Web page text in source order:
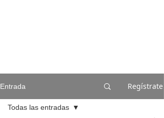
Entrada Regístrate
Todas las entradas